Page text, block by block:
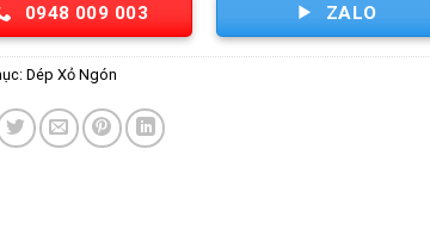
0948 009 003 ZALO
Dép Xỏ Ngón